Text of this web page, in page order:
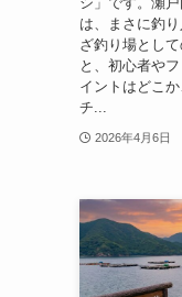
は、まさに釣
ざ釣り場とし
と、初心者や
イントはどこ
チ...
2026年4月6日